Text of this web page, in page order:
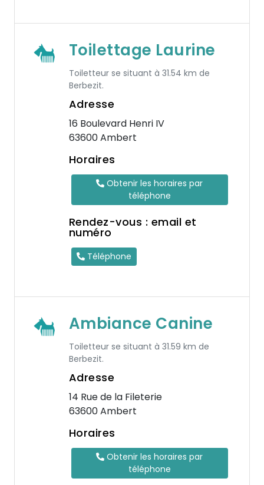
Toilettage Laurine
Toiletteur se situant à 31.54 km de
Berbezit.
Adresse
16 Boulevard Henri IV
63600 Ambert
Horaires
Obtenir les horaires par
téléphone
Rendez-vous : email et
numéro
Téléphone
Ambiance Canine
Toiletteur se situant à 31.59 km de
Berbezit.
Adresse
14 Rue de la Fileterie
63600 Ambert
Horaires
Obtenir les horaires par
téléphone